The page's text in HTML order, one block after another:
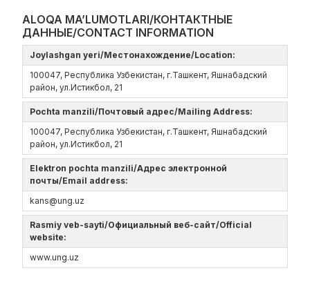
ALOQA MA’LUMOTLARI/КОНТАКТНЫЕ
ДАННЫЕ/CONTACT INFORMATION
Joylashgan yeri/Местонахождение/Location:
100047, Республика Узбекистан, г.Ташкент, Яшнабадский
район, ул.Истикбол, 21
Pochta manzili/Почтовый адрес/Mailing Address:
100047, Республика Узбекистан, г.Ташкент, Яшнабадский
район, ул.Истикбол, 21
Elektron pochta manzili/Адрес электронной
почты/Email address:
kans@ung.uz
Rasmiy veb-sayti/Официальный веб-сайт/Official
website:
www.ung.uz